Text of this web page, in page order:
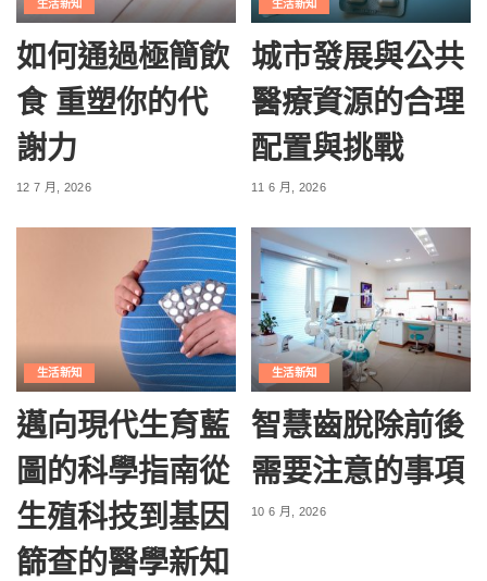
生活新知
如何通過極簡飲
食 重塑你的代
謝力
12 7 月, 2026
生活新知
城市發展與公共
醫療資源的合理
配置與挑戰
11 6 月, 2026
生活新知
邁向現代生育藍
圖的科學指南從
生殖科技到基因
篩查的醫學新知
生活新知
智慧齒脫除前後
需要注意的事項
10 6 月, 2026